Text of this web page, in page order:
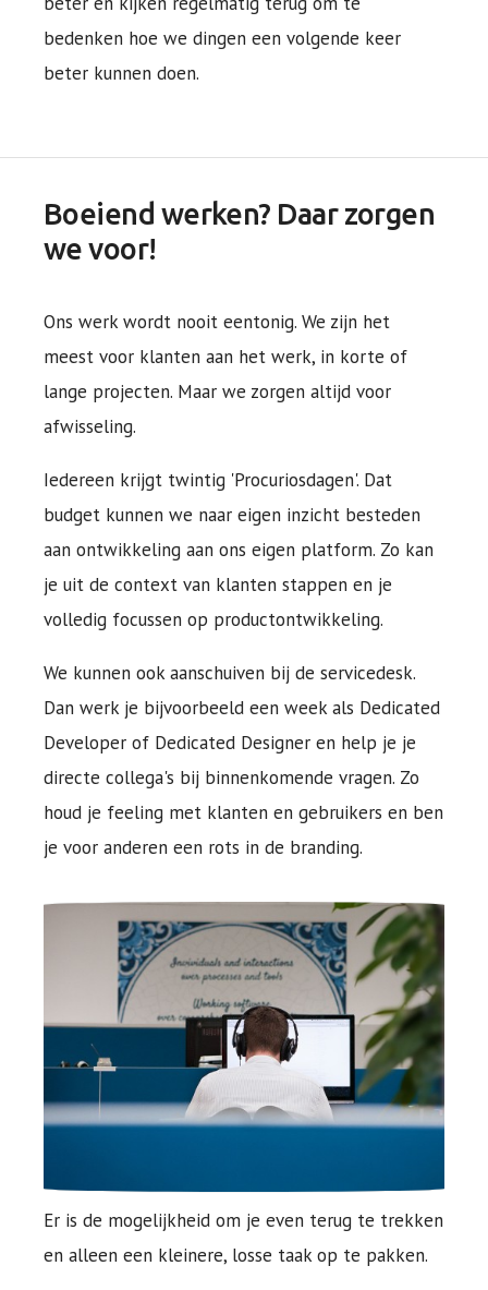
bedenken hoe we dingen een volgende keer
beter kunnen doen.
Boeiend werken? Daar zorgen
we voor!
Ons werk wordt nooit eentonig. We zijn het
meest voor klanten aan het werk, in korte of
lange projecten. Maar we zorgen altijd voor
afwisseling.
Iedereen krijgt twintig 'Procuriosdagen'. Dat
budget kunnen we naar eigen inzicht besteden
aan ontwikkeling aan ons eigen platform. Zo kan
je uit de context van klanten stappen en je
volledig focussen op productontwikkeling.
We kunnen ook aanschuiven bij de servicedesk.
Dan werk je bijvoorbeeld een week als Dedicated
Developer of Dedicated Designer en help je je
directe collega's bij binnenkomende vragen. Zo
houd je feeling met klanten en gebruikers en ben
je voor anderen een rots in de branding.
Er is de mogelijkheid om je even terug te trekken
en alleen een kleinere, losse taak op te pakken.